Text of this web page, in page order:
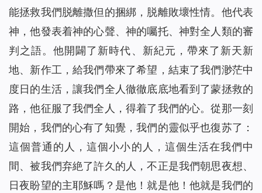
能拯救我們脱離撒但的捆綁，脱離敗壞性情。他代表
神，他發表着神的心聲、神的囑托、神對全人類的審
判之語。他開闢了新時代、新紀元，帶來了新天新
地、新作工，給我們帶來了希望，結束了我們渺茫中
度日的生活，讓我們全人徹徹底底地看到了蒙拯救的
路，他征服了我們全人，得着了我們的心。從那一刻
開始，我們的心有了知覺，我們的靈似乎也復苏了：
這個普通的人，這個小小的人，這個生活在我們中
間、被我們弃絶了許久的人，不正是我們朝思夜想、
日夜盼望的主耶穌嗎？是他！就是他！他就是我們的